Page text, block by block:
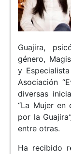
Guajira,
género,
y
Asociación
diversas
“La Mujer en
por la Guajira
entre otras.
Ha recibido